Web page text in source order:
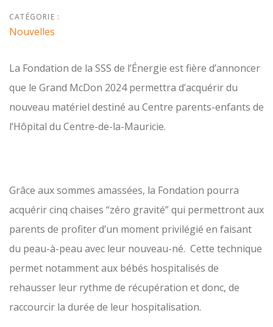
CATÉGORIE :
Nouvelles
La Fondation de la SSS de l’Énergie est fière d’annoncer
que le Grand McDon 2024 permettra d’acquérir du
nouveau matériel destiné au Centre parents-enfants de
l’Hôpital du Centre-de-la-Mauricie.
Grâce aux sommes amassées, la Fondation pourra
acquérir cinq chaises “zéro gravité” qui permettront aux
parents de profiter d’un moment privilégié en faisant
du peau-à-peau avec leur nouveau-né. Cette technique
permet notamment aux bébés hospitalisés de
rehausser leur rythme de récupération et donc, de
raccourcir la durée de leur hospitalisation.